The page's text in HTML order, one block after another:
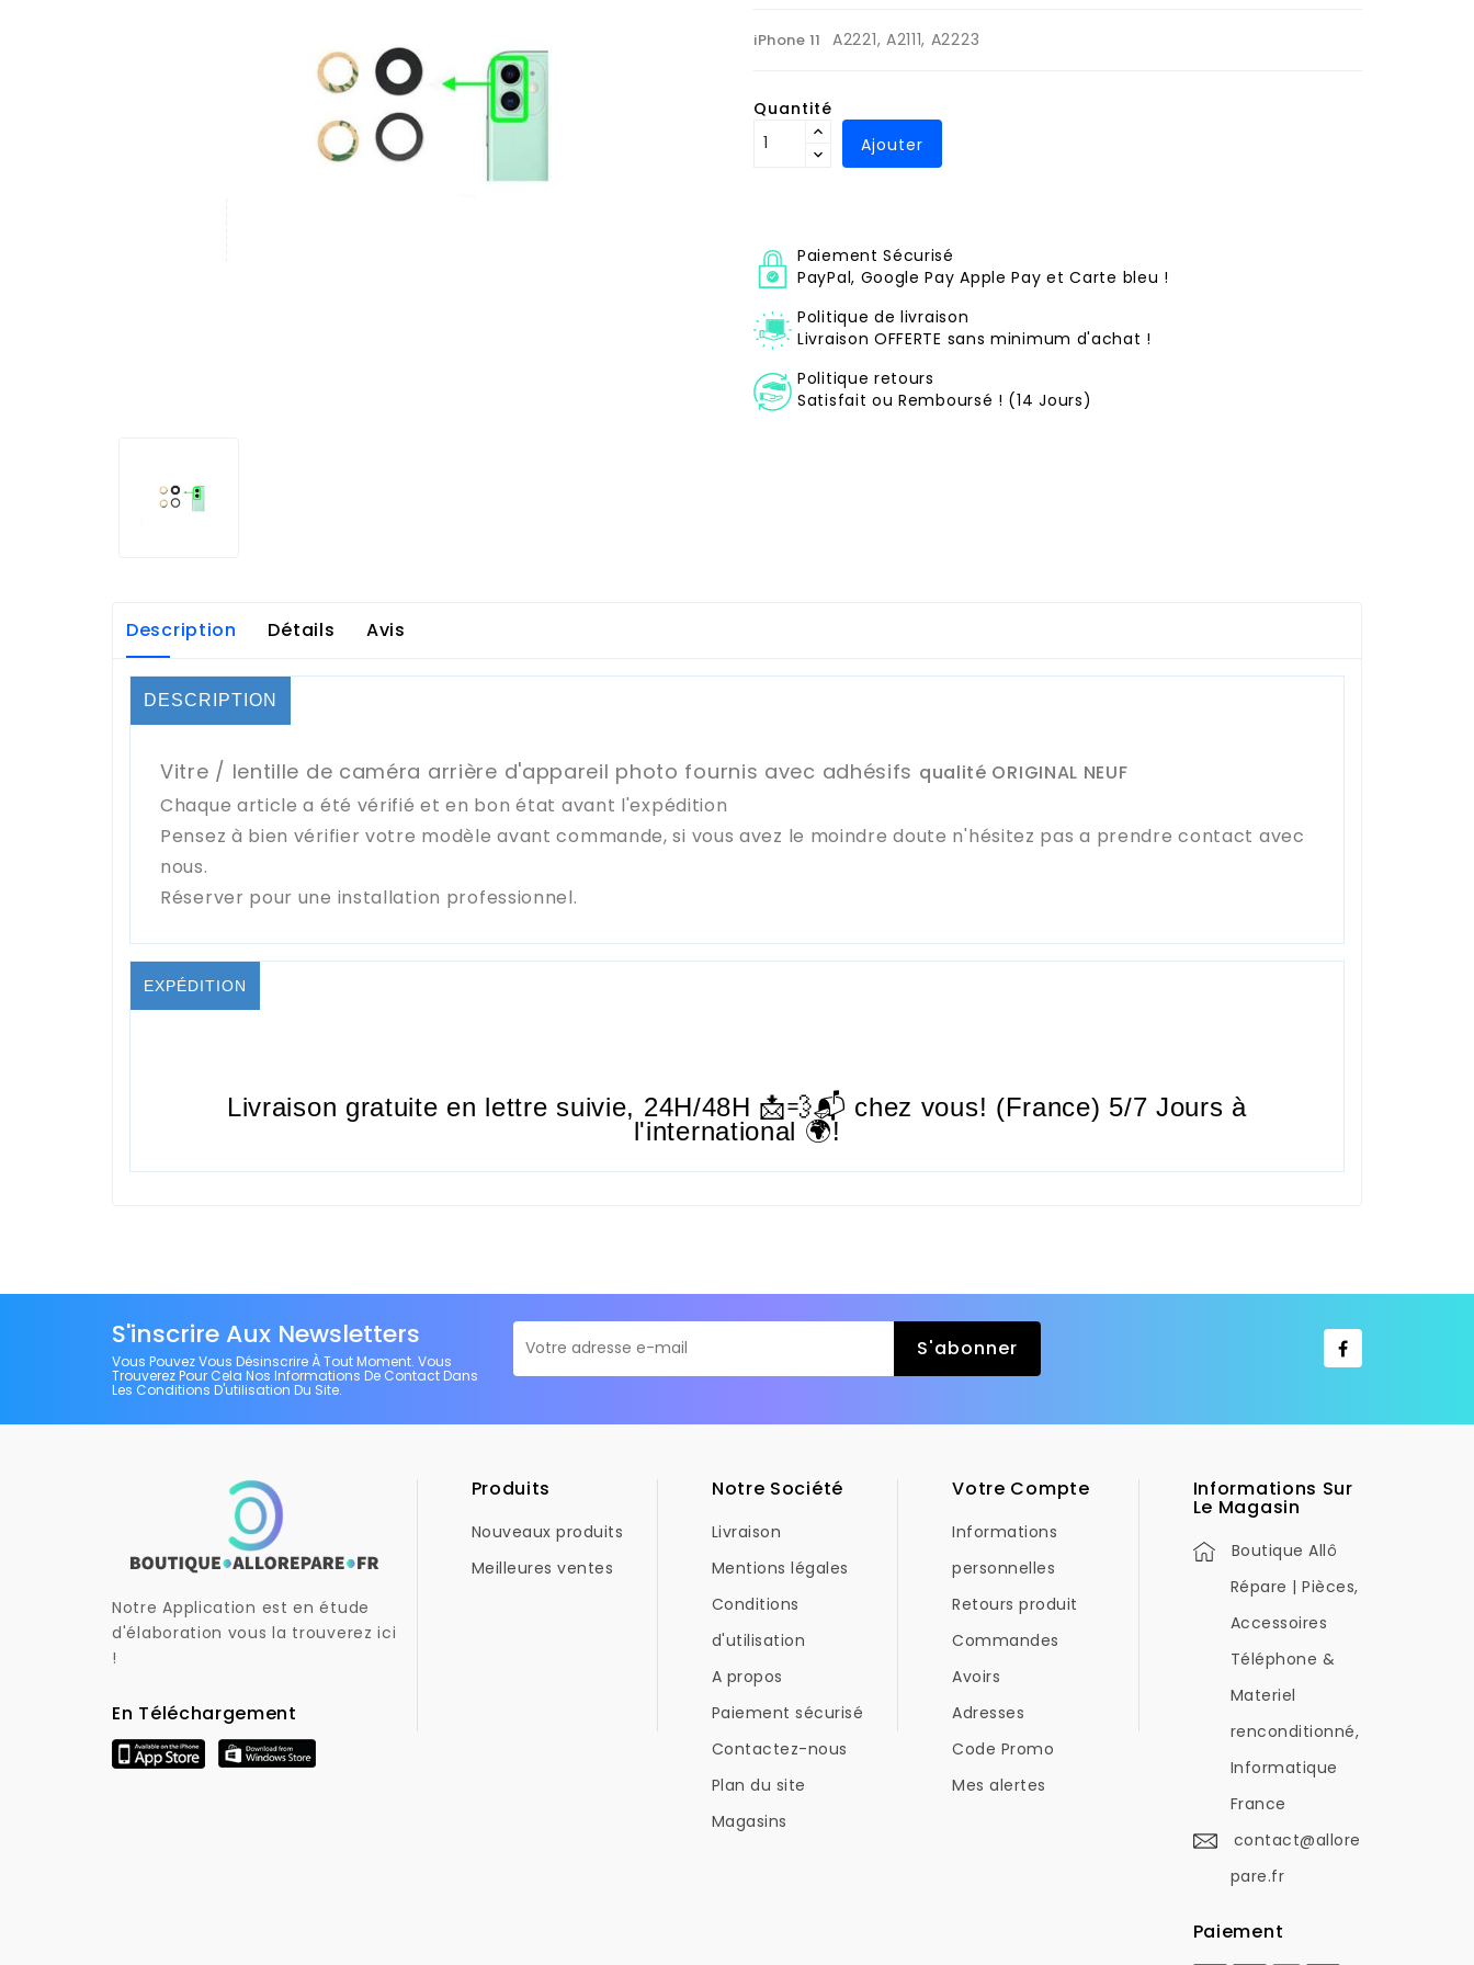
iPhone 11 A2221, A2111, A2223
Quantité
Ajouter
Paiement Sécurisé
PayPal, Google Pay Apple Pay et Carte bleu !
Politique de livraison
Livraison OFFERTE sans minimum d'achat !
Politique retours
Satisfait ou Remboursé ! (14 Jours)
Description Détails Avis
DESCRIPTION
Vitre / lentille de caméra arrière d'appareil photo fournis avec adhésifs qualité ORIGINAL NEUF
Chaque article a été vérifié et en bon état avant l'expédition
Pensez à bien vérifier votre modèle avant commande, si vous avez le moindre doute n'hésitez pas a prendre contact avec
nous.
Réserver pour une installation professionnel.
EXPÉDITION
Livraison gratuite en lettre suivie, 24H/48H 📩💨📬 chez vous! (France) 5/7 Jours à
l'international 🌍!
S'inscrire Aux Newsletters
Vous Pouvez Vous Désinscrire À Tout Moment. Vous
Trouverez Pour Cela Nos Informations De Contact Dans
Les Conditions D'utilisation Du Site.
Notre Application est en étude
d'élaboration vous la trouverez ici
!
En Téléchargement
Produits
Nouveaux produits
Meilleures ventes
Notre Société
Livraison
Mentions légales
Conditions
d'utilisation
A propos
Paiement sécurisé
Contactez-nous
Plan du site
Magasins
Votre Compte
Informations
personnelles
Retours produit
Commandes
Avoirs
Adresses
Code Promo
Mes alertes
Informations Sur
Le Magasin
Boutique Allô
Répare | Pièces,
Accessoires
Téléphone &
Materiel
renconditionné,
Informatique
France
contact@allore
pare.fr
Paiement